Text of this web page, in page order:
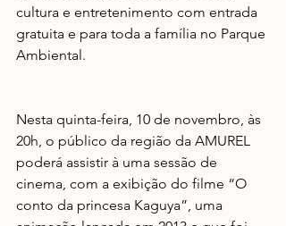
cultura e entretenimento com entrada
gratuita e para toda a família no Parque
Ambiental.
Nesta quinta-feira, 10 de novembro, às
20h, o público da região da AMUREL
poderá assistir à uma sessão de
cinema, com a exibição do filme “O
conto da princesa Kaguya”, uma